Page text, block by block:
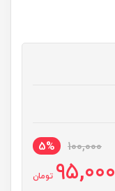
100,000
5%
95,000 تومان